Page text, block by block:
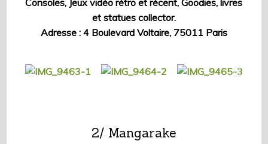
et statues collector.
Adresse : 4 Boulevard Voltaire, 75011 Paris
2/ Mangarake